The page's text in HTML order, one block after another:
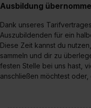
Ausbildung
Dank unseres
Auszubildenden für ein
Diese Zeit kannst du
sammeln und dir zu
festen Stelle bei uns hast,
anschließen möchtest oder,